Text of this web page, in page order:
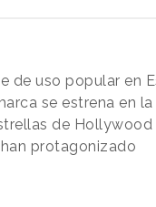
de uso popular en
se estrena en la
de
han protagonizado